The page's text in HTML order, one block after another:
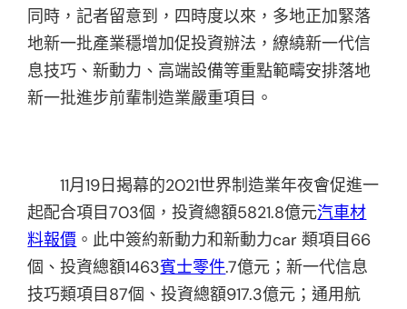
同時，記者留意到，四時度以來，多地正加緊落
地新一批產業穩增加促投資辦法，繚繞新一代信
息技巧、新動力、高端設備等重點範疇安排落地
新一批進步前輩制造業嚴重項目。
11月19日揭幕的2021世界制造業年夜會促進一
起配合項目703個，投資總額5821.8億元汽車材
料報價 。此中簽約新動力和新動力car 類項目66
個、投資總額1463賓士零件.7億元；新一代信息
技巧類項目87個、投資總額917.3億元；通用航